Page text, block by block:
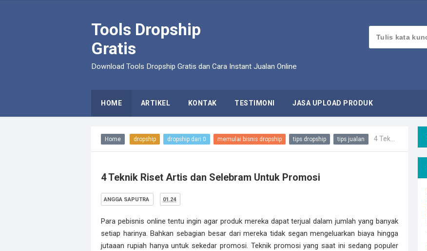
Tools Dropship
Gratis
Download Tools Dropship Gratis dan Cara Instant Jualan Online
HOME ARTIKEL KONTAK TESTIMONI JASA UPLOAD PRODUK
Home dropship dropship dari 0 memulai bisnis dropship tips dropship tips jualan 4 Teknik Riset Artis dan Selebram Untuk Promosi
4 Teknik Riset Artis dan Selebram Untuk Promosi
ANGGA SAPUTRA 01.24
Para pebisnis online tentu ingin agar produk mereka dapat terjual dalam jumlah yang banyak
setiap harinya. Bahkan sebagian besar dari mereka tidak segan mengeluarkan biaya hingga
jutaaan rupiah hanya untuk sekedar promosi. Teknik promosi yang saat ini sedang populer